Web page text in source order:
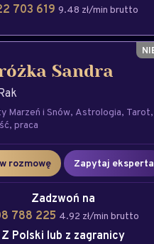
703 619 9.48 zł/min brutto
Sandra
Marzeń i Snów Astrologia Tarot
praca
rozmowę Zapytaj eksperta
Zadzwoń na
788 225 4.92 zł/min brutto
Z Polski lub z zagranicy